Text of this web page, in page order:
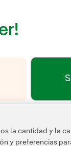
privacidady los
la cantidad y la
y preferencias